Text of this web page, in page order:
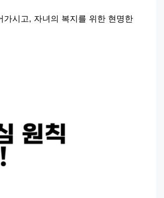
시고, 자녀의 복지를 위한 현명한